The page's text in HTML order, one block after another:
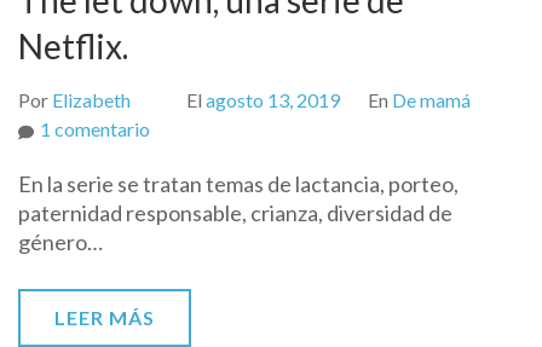
Netflix.
Por Elizabeth El agosto 13, 2019 En De mamá
1 comentario
let
down,
Netflix.
En la serie se tratan temas de lactancia, porteo,
paternidad responsable, crianza, diversidad de
género…
LEER MÁS